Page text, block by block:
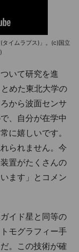
タイムラプス)」。(c)国立
いて研究を進
めた東北大学の
から波面センサ
、自分が在学中
に嬉しいです。
られません。今
置がたくさんの
ます」とコメン
イド星と同等の
モグラフィー手
。この技術が確